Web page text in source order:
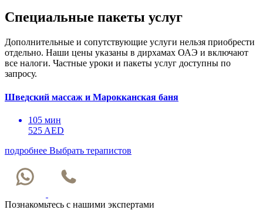
Специальные пакеты услуг
Дополнительные и сопутствующие услуги нельзя приобрести
отдельно. Наши цены указаны в дирхамах ОАЭ и включают
все налоги. Частные уроки и пакеты услуг доступны по
запросу.
Шведский массаж и Марокканская баня
105 мин
525 AED
подробнее Выбрать терапистов
Познакомьтесь с нашими экспертами